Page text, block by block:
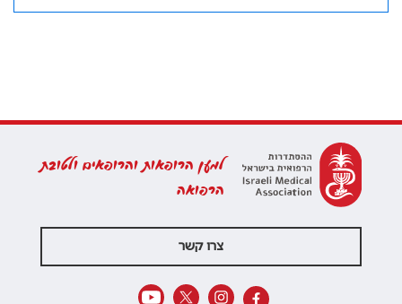
למען הרופאות והרופאים ולטובת
הרפואה
צרו קשר